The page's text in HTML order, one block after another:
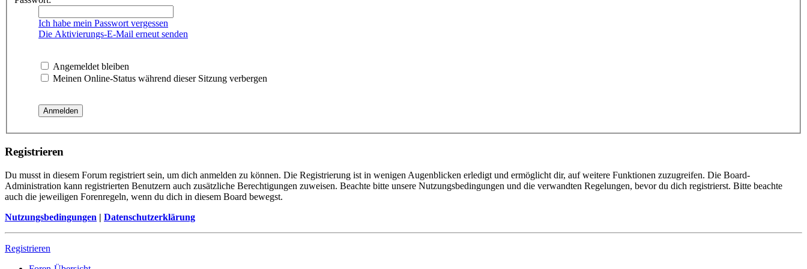
Ich habe mein Passwort vergessen
Die Aktivierungs-E-Mail erneut senden
Angemeldet bleiben
Meinen Online-Status während dieser Sitzung verbergen
Registrieren
Du musst in diesem Forum registriert sein, um dich anmelden zu können. Die Registrierung ist in wenigen Augenblicken erledigt und ermöglicht dir, auf weitere Funktionen zuzugreifen. Die Board-
Administration kann registrierten Benutzern auch zusätzliche Berechtigungen zuweisen. Beachte bitte unsere Nutzungsbedingungen und die verwandten Regelungen, bevor du dich registrierst. Bitte beachte
auch die jeweiligen Forenregeln, wenn du dich in diesem Board bewegst.
Nutzungsbedingungen | Datenschutzerklärung
Registrieren